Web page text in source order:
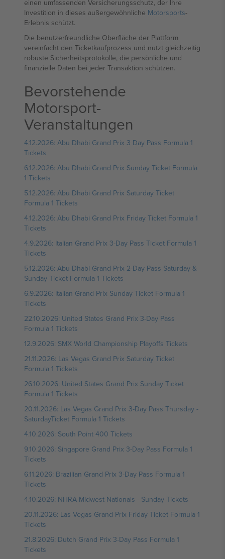
einen umfassenden Versicherungsschutz, der Ihre
Investition in dieses außergewöhnliche Motorsports-
Erlebnis schützt.
Die benutzerfreundliche Oberfläche der Plattform
vereinfacht den Ticketkaufprozess und nutzt gleichzeitig
robuste Sicherheitsprotokolle, die persönliche und
finanzielle Daten bei jeder Transaktion schützen.
Bevorstehende
Motorsport-
Veranstaltungen
4.12.2026: Abu Dhabi Grand Prix 3 Day Pass Formula 1
Tickets
6.12.2026: Abu Dhabi Grand Prix Sunday Ticket Formula
1 Tickets
5.12.2026: Abu Dhabi Grand Prix Saturday Ticket
Formula 1 Tickets
4.12.2026: Abu Dhabi Grand Prix Friday Ticket Formula 1
Tickets
4.9.2026: Italian Grand Prix 3-Day Pass Ticket Formula 1
Tickets
5.12.2026: Abu Dhabi Grand Prix 2-Day Pass Saturday &
Sunday Ticket Formula 1 Tickets
6.9.2026: Italian Grand Prix Sunday Ticket Formula 1
Tickets
22.10.2026: United States Grand Prix 3-Day Pass
Formula 1 Tickets
12.9.2026: SMX World Championship Playoffs Tickets
21.11.2026: Las Vegas Grand Prix Saturday Ticket
Formula 1 Tickets
26.10.2026: United States Grand Prix Sunday Ticket
Formula 1 Tickets
20.11.2026: Las Vegas Grand Prix 3-Day Pass Thursday -
SaturdayTicket Formula 1 Tickets
4.10.2026: South Point 400 Tickets
9.10.2026: Singapore Grand Prix 3-Day Pass Formula 1
Tickets
6.11.2026: Brazilian Grand Prix 3-Day Pass Formula 1
Tickets
4.10.2026: NHRA Midwest Nationals - Sunday Tickets
20.11.2026: Las Vegas Grand Prix Friday Ticket Formula 1
Tickets
21.8.2026: Dutch Grand Prix 3-Day Pass Formula 1
Tickets